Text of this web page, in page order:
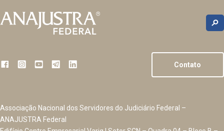
Contato
Associação Nacional dos Servidores do Judiciário Federal –
ANAJUSTRA Federal